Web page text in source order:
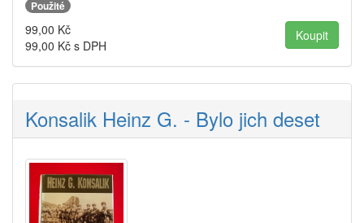
Použité
99,00 Kč
99,00 Kč s DPH
Konsalik Heinz G. - Bylo jich deset